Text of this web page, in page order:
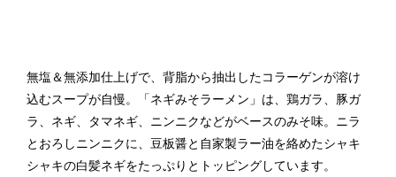
無塩＆無添加仕上げで、背脂から抽出したコラーゲンが溶け
込むスープが自慢。「ネギみそラーメン」は、鶏ガラ、豚ガ
ラ、ネギ、タマネギ、ニンニクなどがベースのみそ味。ニラ
とおろしニンニクに、豆板醤と自家製ラー油を絡めたシャキ
シャキの白髪ネギをたっぷりとトッピングしています。